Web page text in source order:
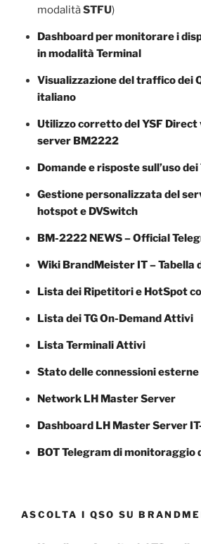
modalitàSTFU)
Dashboard per monitorare i
in modalità Terminal
Visualizzazione del traffico dei
italiano
Utilizzo corretto del YSF Direct
server BM2222
Domande e risposte sull’uso dei
Gestione personalizzata del
hotspot e DVSwitch
BM-2222 NEWS – Official
Wiki BrandMeister IT – Tabella
Lista dei Ripetitori e HotSpot
Lista dei TG On-Demand Attivi
Lista Terminali Attivi
Stato delle connessioni esterne
Network LH Master Server
Dashboard LH Master Server
BOT Telegram di monitoraggio
ASCOLTA I QSO SU